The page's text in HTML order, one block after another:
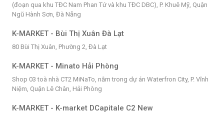
(đoạn qua khu TĐC Nam Phan Tứ và khu TĐC DBC), P. Khuê Mỹ, Quận
Ngũ Hành Sơn, Đà Nẵng
K-MARKET - Bùi Thị Xuân Đà Lạt
80 Bùi Thị Xuân, Phường 2, Đà Lạt
K-MARKET - Minato Hải Phòng
Shop 03 toà nhà CT2 MiNaTo, nằm trong dự án Waterfron City, P. Vĩnh
Niệm, Quận Lê Chân, Hải Phòng
K-MARKET - K-market DCapitale C2 New